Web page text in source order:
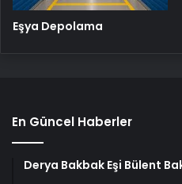
Eşya Depolama
En Güncel Haberler
Derya Bakbak Eşi Bülent